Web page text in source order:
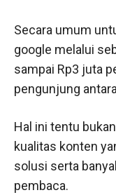
Secara umum
google melalui
sampai Rp3 juta
pengunjung
Hal ini tentu
kualitas konten
solusi serta
pembaca.